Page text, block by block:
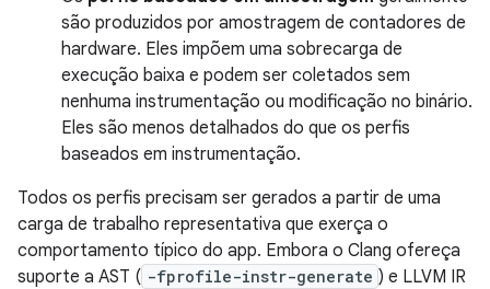
são produzidos por amostragem de contadores de
hardware. Eles impõem uma sobrecarga de
execução baixa e podem ser coletados sem
nenhuma instrumentação ou modificação no binário.
Eles são menos detalhados do que os perfis
baseados em instrumentação.
Todos os perfis precisam ser gerados a partir de uma
carga de trabalho representativa que exerça o
comportamento típico do app. Embora o Clang ofereça
suporte a AST ( -fprofile-instr-generate ) e LLVM IR